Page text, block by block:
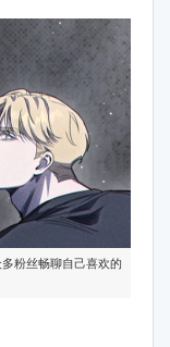
粉丝畅聊自己喜欢的